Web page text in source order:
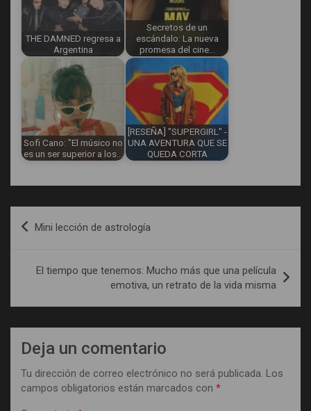
THE DAMNED regresa a
Argentina
Secretos de un
escándalo: La nueva
promesa del cine…
Sofi Cano: "El músico no
es un ser superior a los…
[RESEÑA] "SUPERGIRL" -
UNA AVENTURA QUE SE
QUEDA CORTA
Navegación
de
Mini lección de astrología
El tiempo que tenemos: Mucho más que una película
emotiva, un retrato de la vida misma
Deja un comentario
Tu dirección de correo electrónico no será publicada. Los
campos obligatorios están marcados con *